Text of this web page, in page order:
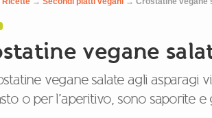
vegane
vegane salate agli asparagi
o per l’aperitivo, sono saporite e